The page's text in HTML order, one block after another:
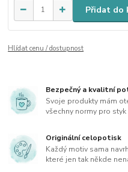
Přidat do
Hlídat cenu / dostupnost
Bezpečný a kvalitní
Svoje produkty mám
všechny normy pro
Originální celopotisk
Každý motiv sama
které jen tak někde